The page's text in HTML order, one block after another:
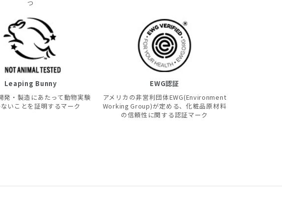
つ
Leaping Bunny
発・製造にあたって動物実験
いことを証明するマーク
EWG認証
アメリカの非営利団体EWG(Environment
Working Group)が定める、化粧品原材料
の信頼性に関する認証マーク